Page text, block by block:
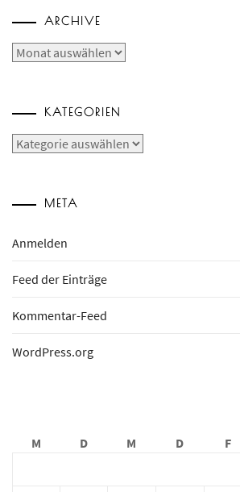
ARCHIVE
Archive
KATEGORIEN
Kategorien
META
Anmelden
Feed der Einträge
Kommentar-Feed
WordPress.org
M
D M D F